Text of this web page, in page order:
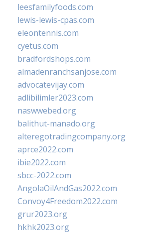
leesfamilyfoods.com
lewis-lewis-cpas.com
eleontennis.com
cyetus.com
bradfordshops.com
almadenranchsanjose.com
advocatevijay.com
adlibilimler2023.com
naswwebed.org
balithut-manado.org
alteregotradingcompany.org
aprce2022.com
ibie2022.com
sbcc-2022.com
AngolaOilAndGas2022.com
Convoy4Freedom2022.com
grur2023.org
hkhk2023.org